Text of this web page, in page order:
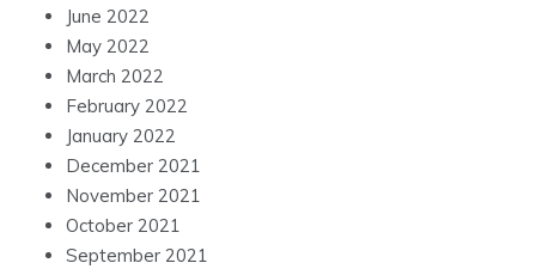
June 2022
May 2022
March 2022
February 2022
January 2022
December 2021
November 2021
October 2021
September 2021